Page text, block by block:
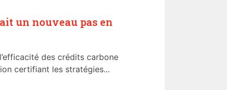
un nouveau pas en
des crédits carbone
certifiant les stratégies...